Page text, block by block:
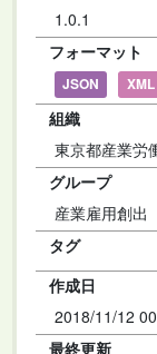
1.0.1
フォーマット
JSON XML
組織
東京都産業労
グループ
産業雇用創出
タグ
作成日
2018/11/12
最終更新